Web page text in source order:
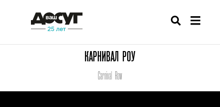
КАРНИВАЛ РОУ
Carnival Row